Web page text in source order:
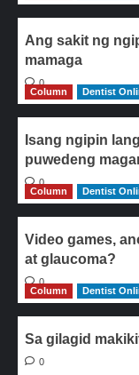
Ang sakit ng
mamaga
0
Column
Dentist
Isang ngipin
puwedeng
0
Column
Dentist
Video games,
at glaucoma?
0
Column
Dentist
Sa gilagid
0